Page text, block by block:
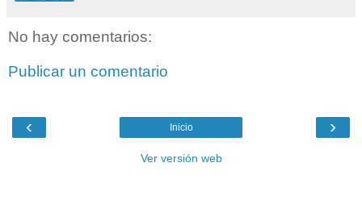
No hay comentarios:
Publicar un comentario
‹ ›
Inicio
Ver versión web